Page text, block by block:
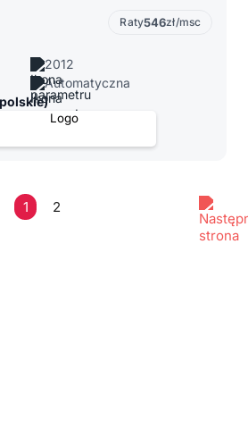
Raty546zł/msc
2012
Automatyczna
1 2